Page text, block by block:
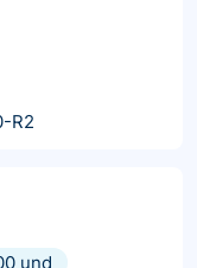
R2
und